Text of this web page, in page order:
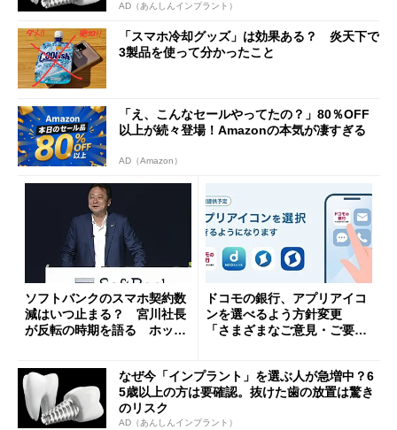
AD（あんしんインプラント）
「スマホ冷却グッズ」は効果ある？ 炎天下で
3製品を使って分かったこと
「え、こんなセールやってたの？」80％OFF
以上が続々登場！Amazonの本気が凄すぎる
AD（Amazon）
ソフトバンクのスマホ契約数
減はいつ止まる？ 宮川社長
が反転の時期を語る ホッピ
ドコモの銀行、アプリアイコ
ンを選べるよう方針変更
「さまざまなご意見・ご要望
なぜ今「インプラント」を選ぶ人が急増中？6
5歳以上の方は要確認。抜けた歯の放置は驚き
のリスク
AD（あんしんインプラント）